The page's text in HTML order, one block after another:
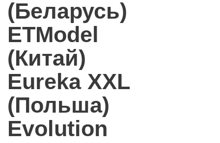
(Беларусь)
ETModel
(Китай)
Eureka XXL
(Польша)
Evolution